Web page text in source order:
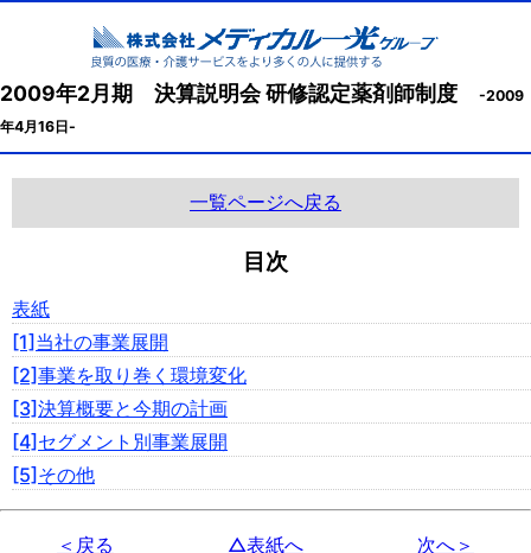
2009年2月期 決算説明会 研修認定薬剤師制度
-2009
年4月16日-
一覧ページへ戻る
目次
表紙
[1]当社の事業展開
[2]事業を取り巻く環境変化
[3]決算概要と今期の計画
[4]セグメント別事業展開
[5]その他
＜戻る △表紙へ 次へ＞